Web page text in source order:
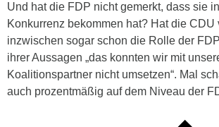
Und hat die FDP nicht gemerkt, dass sie
Konkurrenz bekommen hat? Hat die CDU
inzwischen sogar schon die Rolle der
ihrer Aussagen „das konnten wir mit
Koalitionspartner nicht umsetzen“. Mal
auch prozentmäßig auf dem Niveau der